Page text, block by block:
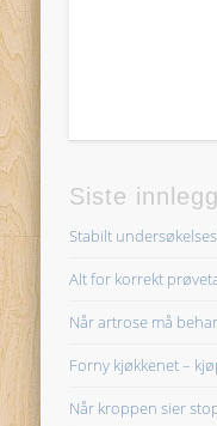
Siste innlegg
Stabilt
Alt for korrekt
Når artrose må
Forny kjøkkenet –
Når kroppen sier